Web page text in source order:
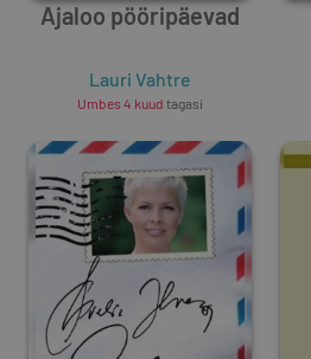
Ajaloo pööripäevad
Lauri Vahtre
Umbes 4 kuud tagasi